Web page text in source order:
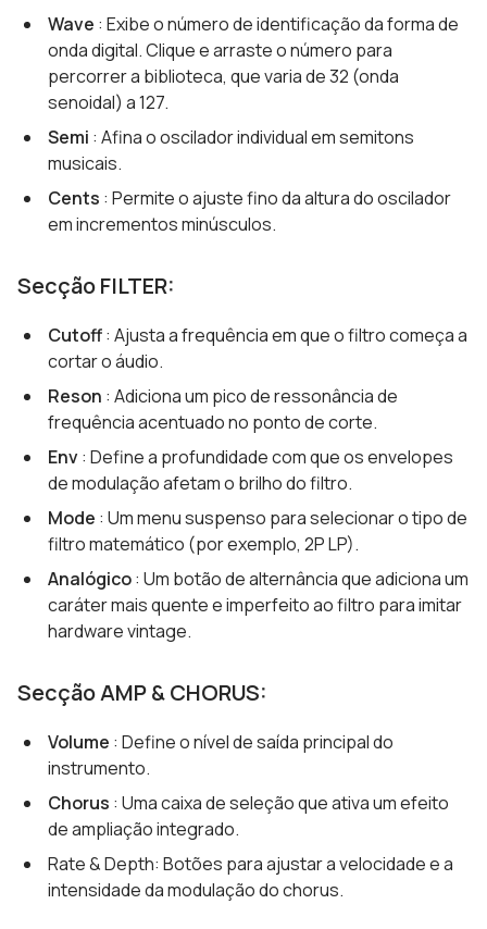
Wave : Exibe o número de identificação da forma de
onda digital. Clique e arraste o número para
percorrer a biblioteca, que varia de 32 (onda
senoidal) a 127.
Semi : Afina o oscilador individual em semitons
musicais.
Cents : Permite o ajuste fino da altura do oscilador
em incrementos minúsculos.
Secção FILTER:
Cutoff: Ajusta a frequência em que o filtro começa a
cortar o áudio.
Reson : Adiciona um pico de ressonância de
frequência acentuado no ponto de corte.
Env: Define a profundidade com que os envelopes
de modulação afetam o brilho do filtro.
Mode : Um menu suspenso para selecionar o tipo de
filtro matemático (por exemplo, 2P LP).
Analógico: Um botão de alternância que adiciona um
caráter mais quente e imperfeito ao filtro para imitar
hardware vintage.
Secção AMP & CHORUS:
Volume : Define o nível de saída principal do
instrumento.
Chorus : Uma caixa de seleção que ativa um efeito
de ampliação integrado.
Rate & Depth: Botões para ajustar a velocidade e a
intensidade da modulação do chorus.